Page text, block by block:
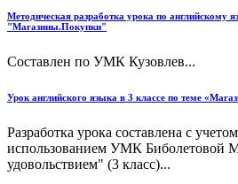
Методическая разработка урока по английскому
"Магазины.Покупки"
Составлен по УМК Кузовлев...
Урок английского языка в 3 классе по теме
Разработка урока составлена с
использованием УМК Биболетовой
удовольствием" (3 класс)...